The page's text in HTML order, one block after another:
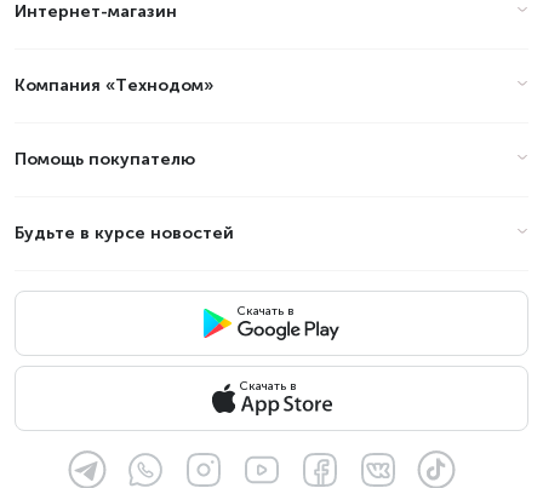
Интернет-магазин
Компания «Технодом»
Помощь покупателю
Будьте в курсе новостей
Скачать в
Скачать в